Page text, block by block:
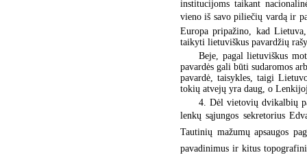
institucijoms taikant
vieno iš savo piliečių vardą ir
Europa pripažino, kad
taikyti lietuviškus pavardžių
Beje, pagal lietuviškus
pavardės gali būti sudaromos
pavardė, taisykles, taigi
tokių atvejų yra daug, o
4. Dėl vietovių dvikalbių
lenkų sąjungos sekretorius
Tautinių mažumų apsaugos
pavadinimus ir kitus